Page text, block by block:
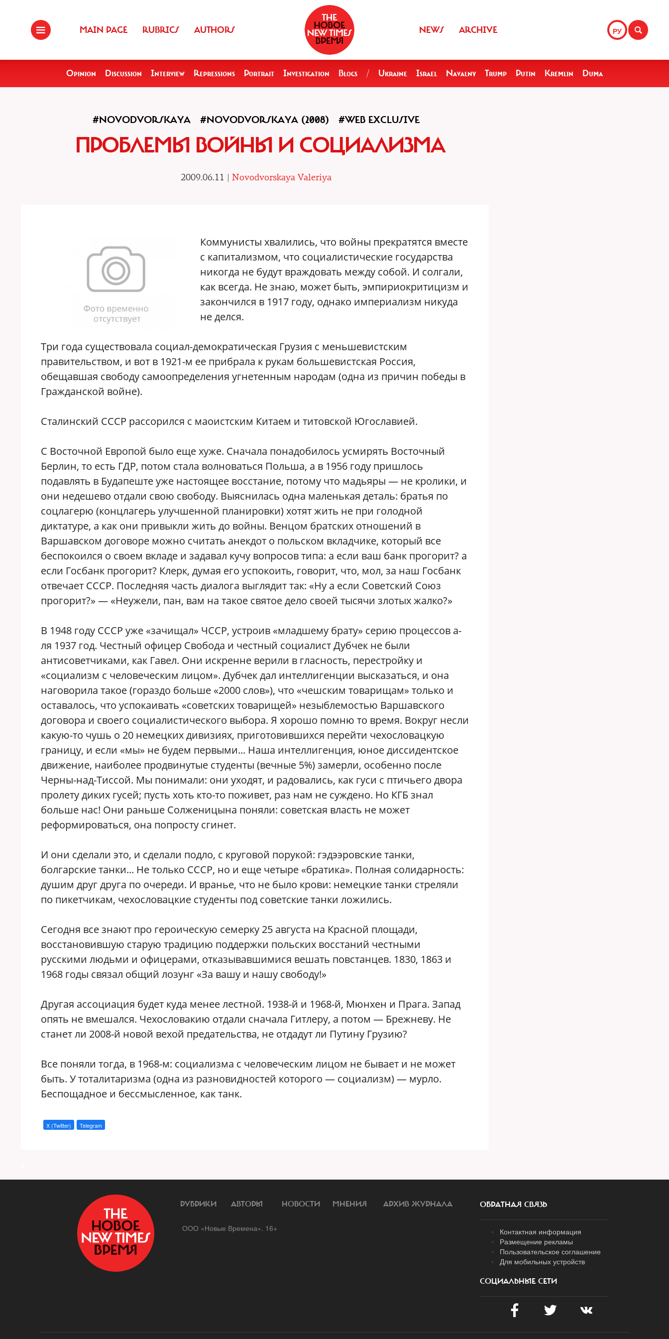
MAIN PAGE RUBRICS AUTHORS РУ
NEWS ARCHIVE
Opinion Discussion Interview Repressions Portrait Investigation Blogs / Ukraine Israel Navalny Trump Putin Kremlin Duma
#NOVODVORSKAYA #NOVODVORSKAYA (2008) #WEB EXCLUSIVE
ПРОБЛЕМЫ ВОЙНЫ И СОЦИАЛИЗМА
2009.06.11 | Novodvorskaya Valeriya
Коммунисты хвалились, что войны прекратятся вместе
с капитализмом, что социалистические государства
никогда не будут враждовать между собой. И солгали,
как всегда. Не знаю, может быть, эмпириокритицизм и
закончился в 1917 году, однако империализм никуда
не делся.
Три года существовала социал-демократическая Грузия с меньшевистским
правительством, и вот в 1921-м ее прибрала к рукам большевистская Россия,
обещавшая свободу самоопределения угнетенным народам (одна из причин победы в
Гражданской войне).
Сталинский СССР рассорился с маоистским Китаем и титовской Югославией.
С Восточной Европой было еще хуже. Сначала понадобилось усмирять Восточный
Берлин, то есть ГДР, потом стала волноваться Польша, а в 1956 году пришлось
подавлять в Будапеште уже настоящее восстание, потому что мадьяры — не кролики, и
они недешево отдали свою свободу. Выяснилась одна маленькая деталь: братья по
соцлагерю (концлагерь улучшенной планировки) хотят жить не при голодной
диктатуре, а как они привыкли жить до войны. Венцом братских отношений в
Варшавском договоре можно считать анекдот о польском вкладчике, который все
беспокоился о своем вкладе и задавал кучу вопросов типа: а если ваш банк прогорит? а
если Госбанк прогорит? Клерк, думая его успокоить, говорит, что, мол, за наш Госбанк
отвечает СССР. Последняя часть диалога выглядит так: «Ну а если Советский Союз
прогорит?» — «Неужели, пан, вам на такое святое дело своей тысячи злотых жалко?»
В 1948 году СССР уже «зачищал» ЧССР, устроив «младшему брату» серию процессов а-
ля 1937 год. Честный офицер Свобода и честный социалист Дубчек не были
антисоветчиками, как Гавел. Они искренне верили в гласность, перестройку и
«социализм с человеческим лицом». Дубчек дал интеллигенции высказаться, и она
наговорила такое (гораздо больше «2000 слов»), что «чешским товарищам» только и
оставалось, что успокаивать «советских товарищей» незыблемостью Варшавского
договора и своего социалистического выбора. Я хорошо помню то время. Вокруг несли
какую-то чушь о 20 немецких дивизиях, приготовившихся перейти чехословацкую
границу, и если «мы» не будем первыми... Наша интеллигенция, юное диссидентское
движение, наиболее продвинутые студенты (вечные 5%) замерли, особенно после
Черны-над-Тиссой. Мы понимали: они уходят, и радовались, как гуси с птичьего двора
пролету диких гусей; пусть хоть кто-то поживет, раз нам не суждено. Но КГБ знал
больше нас! Они раньше Солженицына поняли: советская власть не может
реформироваться, она попросту сгинет.
И они сделали это, и сделали подло, с круговой порукой: гэдээровские танки,
болгарские танки... Не только СССР, но и еще четыре «братика». Полная солидарность:
душим друг друга по очереди. И вранье, что не было крови: немецкие танки стреляли
по пикетчикам, чехословацкие студенты под советские танки ложились.
Сегодня все знают про героическую семерку 25 августа на Красной площади,
восстановившую старую традицию поддержки польских восстаний честными
русскими людьми и офицерами, отказывавшимися вешать повстанцев. 1830, 1863 и
1968 годы связал общий лозунг «За вашу и нашу свободу!»
Другая ассоциация будет куда менее лестной. 1938-й и 1968-й, Мюнхен и Прага. Запад
опять не вмешался. Чехословакию отдали сначала Гитлеру, а потом — Брежневу. Не
станет ли 2008-й новой вехой предательства, не отдадут ли Путину Грузию?
Все поняли тогда, в 1968-м: социализма с человеческим лицом не бывает и не может
быть. У тоталитаризма (одна из разновидностей которого — социализм) — мурло.
Беспощадное и бессмысленное, как танк.
X (Twitter) Telegram
РУБРИКИ АВТОРЫ НОВОСТИ МНЕНИЯ АРХИВ ЖУРНАЛА
ООО «Новые Времена». 16+
ОБРАТНАЯ СВЯЗЬ
Контактная информация
Размещение рекламы
Пользовательское соглашение
Для мобильных устройств
СОЦИАЛЬНЫЕ СЕТИ